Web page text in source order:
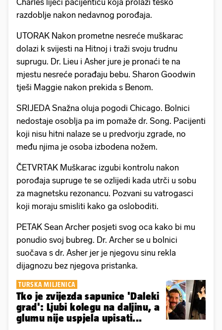
razdoblje nakon nedavnog porođaja.
UTORAK Nakon prometne nesreće muškarac
dolazi k svijesti na Hitnoj i traži svoju trudnu
suprugu. Dr. Lieu i Asher jure je pronaći te na
mjestu nesreće porađaju bebu. Sharon Goodwin
tješi Maggie nakon prekida s Benom.
SRIJEDA Snažna oluja pogodi Chicago. Bolnici
nedostaje osoblja pa im pomaže dr. Song. Pacijenti
koji nisu hitni nalaze se u predvorju zgrade, no
među njima je osoba izbodena nožem.
ČETVRTAK Muškarac izgubi kontrolu nakon
porođaja supruge te se ozlijedi kada utrči u sobu
za magnetsku rezonancu. Pozvani su vatrogasci
koji moraju smisliti kako ga osloboditi.
PETAK Sean Archer posjeti svog oca kako bi mu
ponudio svoj bubreg. Dr. Archer se u bolnici
suočava s dr. Asher jer je njegovu sinu rekla
dijagnozu bez njegova pristanka.
TURSKA MILJENICA
Tko je zvijezda sapunice 'Daleki
grad': Ljubi kolegu na daljinu, a
glumu nije uspjela upisati...